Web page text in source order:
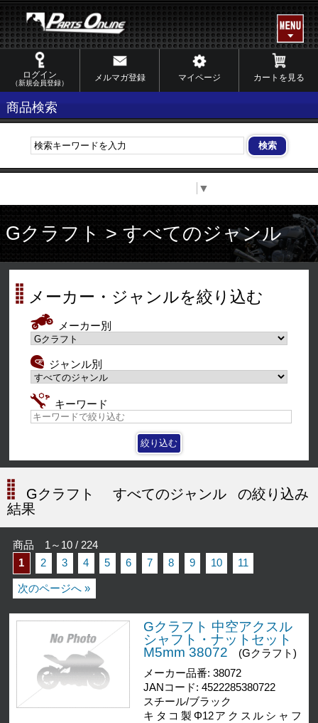
ログイン
（新規会員登録）
メルマガ登録 マイページ カートを見る
商品検索
▼
Gクラフト > すべてのジャンル
メーカー・ジャンルを絞り込む
メーカー別
ジャンル別
キーワード
Gクラフト すべてのジャンル
の絞り込み
結果
商品 1～10 / 224
1
2 3 4 5 6 7 8 9 10 11
次のページへ »
Gクラフト 中空アクスル
シャフト・ナットセット
M5mm 38072
(Gクラフト)
メーカー品番: 38072
JANコード: 4522285380722
スチール/ブラック
キタコ製Φ12アクスルシャフ